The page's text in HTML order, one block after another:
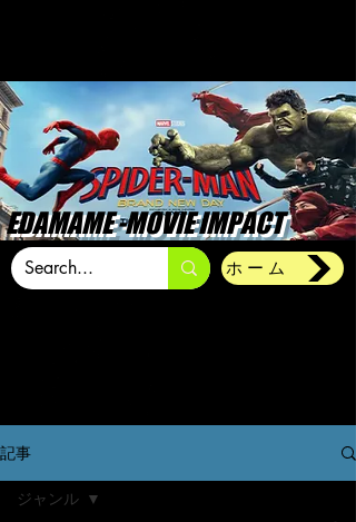
EDAMAME -MOVIE IMPACT
ホーム
記事
ジャンル